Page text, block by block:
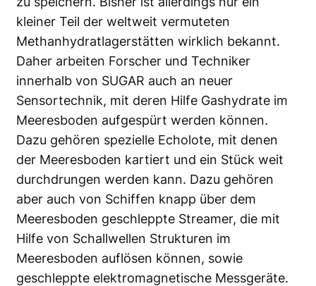
kleiner Teil der weltweit vermuteten
Methanhydratlagerstätten wirklich bekannt.
Daher arbeiten Forscher und Techniker
innerhalb von SUGAR auch an neuer
Sensortechnik, mit deren Hilfe Gashydrate im
Meeresboden aufgespürt werden können.
Dazu gehören spezielle Echolote, mit denen
der Meeresboden kartiert und ein Stück weit
durchdrungen werden kann. Dazu gehören
aber auch von Schiffen knapp über dem
Meeresboden geschleppte Streamer, die mit
Hilfe von Schallwellen Strukturen im
Meeresboden auflösen können, sowie
geschleppte elektromagnetische Messgeräte.